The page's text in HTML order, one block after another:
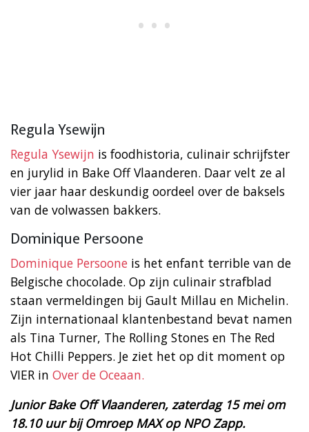
Regula Ysewijn
Regula Ysewijn is foodhistoria, culinair schrijfster
en jurylid in Bake Off Vlaanderen. Daar velt ze al
vier jaar haar deskundig oordeel over de baksels
van de volwassen bakkers.
Dominique Persoone
Dominique Persoone is het enfant terrible van de
Belgische chocolade. Op zijn culinair strafblad
staan vermeldingen bij Gault Millau en Michelin.
Zijn internationaal klantenbestand bevat namen
als Tina Turner, The Rolling Stones en The Red
Hot Chilli Peppers. Je ziet het op dit moment op
VIER in Over de Oceaan.
Junior Bake Off Vlaanderen, zaterdag 15 mei om
18.10 uur bij Omroep MAX op NPO Zapp.